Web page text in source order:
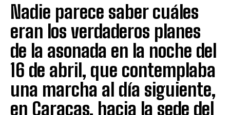
Nadie parece saber cuáles
eran los verdaderos planes
de la asonada en la noche del
16 de abril, que contemplaba
una marcha al día siguiente,
en Caracas, hacia la sede del